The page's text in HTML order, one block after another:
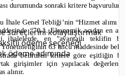
süreçlerini kolaylaştırmak
ödeme seçeneği
ödeme adımında
durumunda sonraki kritere başvurulur”
İhale Genel Tebliği’nin “Hizmet alımı
“70.1. Ekonomik açıdan en
ihalelerde, en "avantajlı teklifin
63 üncü maddesinde
belirtilen kritere göre eşitliğin
girişimler için yapılacak
alınır.